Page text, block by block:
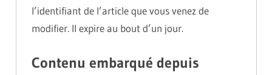
l’identifiant de l’article que vous venez de
modifier. Il expire au bout d’un jour.
Contenu embarqué depuis